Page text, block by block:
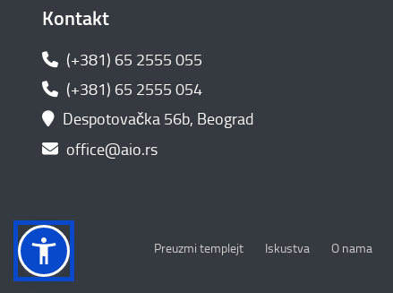
Kontakt
(+381) 65 2555 055
(+381) 65 2555 054
Despotovačka 56b, Beograd
office@aio.rs
Preuzmi templejt Iskustva O nama